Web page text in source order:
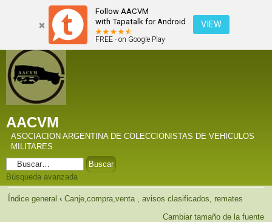
Follow AACVM
with Tapatalk for Android
FREE - on Google Play
VIEW
AACVM
ASOCIACION ARGENTINA DE COLECCIONISTAS DE VEHICULOS
MILITARES
Búsqueda avanzada
Índice general ‹ Canje,compra,venta , avisos clasificados, remates
Cambiar tamaño de la fuente